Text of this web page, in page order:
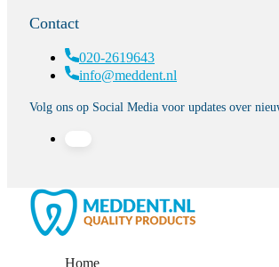
Contact
020-2619643
info@meddent.nl
Volg ons op Social Media voor updates over
Home